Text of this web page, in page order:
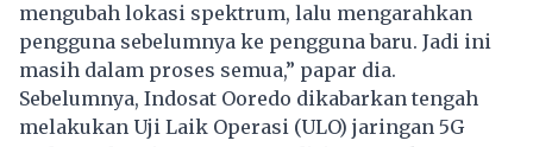
mengubah lokasi spektrum, lalu mengarahkan
pengguna sebelumnya ke pengguna baru. Jadi ini
masih dalam proses semua,” papar dia.
Sebelumnya, Indosat Ooredo dikabarkan tengah
melakukan Uji Laik Operasi (ULO) jaringan 5G